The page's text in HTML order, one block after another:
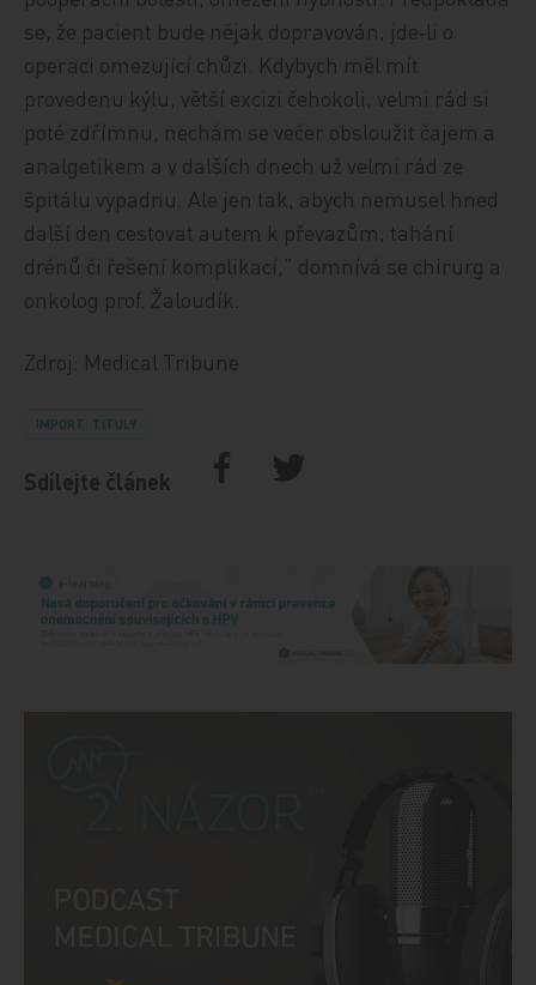
se, že pacient bude nějak dopravován, jde‑li o
operaci omezující chůzi. Kdybych měl mít
provedenu kýlu, větší excizi čehokoli, velmi rád si
poté zdřímnu, nechám se večer obsloužit čajem a
analgetikem a v dalších dnech už velmi rád ze
špitálu vypadnu. Ale jen tak, abych nemusel hned
další den cestovat autem k převazům, tahání
drénů či řešení komplikací,“ domnívá se chirurg a
onkolog prof. Žaloudík.
Zdroj: Medical Tribune
IMPORT: TITULY
Sdílejte článek